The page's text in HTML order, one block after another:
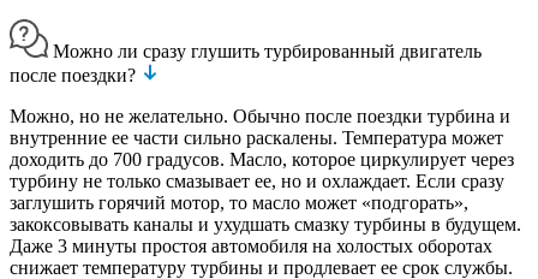
Можно ли сразу глушить турбированный двигатель
после поездки?
Можно, но не желательно. Обычно после поездки турбина и
внутренние ее части сильно раскалены. Температура может
доходить до 700 градусов. Масло, которое циркулирует через
турбину не только смазывает ее, но и охлаждает. Если сразу
заглушить горячий мотор, то масло может «подгорать»,
закоксовывать каналы и ухудшать смазку турбины в будущем.
Даже 3 минуты простоя автомобиля на холостых оборотах
снижает температуру турбины и продлевает ее срок службы.